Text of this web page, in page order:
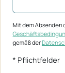
Mit dem Absenden
gemäß der
* Pflichtfelder